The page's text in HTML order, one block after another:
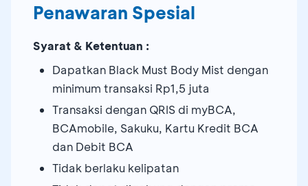
Penawaran Spesial
Syarat & Ketentuan :
Dapatkan Black Must Body Mist dengan
minimum transaksi Rp1,5 juta
Transaksi dengan QRIS di myBCA,
BCAmobile, Sakuku, Kartu Kredit BCA
dan Debit BCA
Tidak berlaku kelipatan